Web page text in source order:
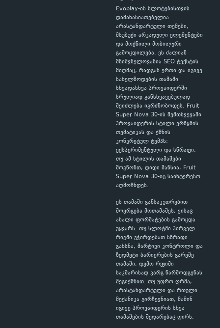
Evoplay-ის სლოტებისთვის
დამახასიათებელია
არასტანდარტული თემები,
მსუბუქი არკადული ელემენტები
და მოქნილი მობილური
გამოცდილება. ეს ძალიან
მნიშვნელოვანია SEO ტექსტის
მიღმაც, რადგან ერთი და იგივე
სახელწოდების თამაში
სხვადასხვა პროვაიდერში
სრულიად განსხვავებულად
შეიძლება იგრძნობოდეს. Fruit
Super Nova 30-ის შემთხვევაში
პროვაიდერის სტილი ერწყმის
თემატიკას და ქმნის
კონკრეტულ ტემპს:
ექსპერიმენტული და სწრაფი.
თუ ამ სტილის თამაშები
მოგწონთ, დიდი შანსია, Fruit
Super Nova 30-იც საინტერესო
აღმოჩნდეს.
ეს თამაში განსაკუთრებით
მოერგება მოთამაშეს, ვისაც
ახალი ფორმატების გამოცდა
უყვარს. თუ სლოტში პირველ
რიგში გჭირდებათ სწრაფი
გახსნა, მარტივი კონტროლი და
ზედმეტი ბარიერების გარეშე
თამაში, დემო რეჟიმი
საკმარისად კარგ წარმოდგენას
შეგიქმნით. თუ უფრო ღრმა,
არასტანდარტული და რთული
მექანიკა გირჩევნიათ, მაშინ
იგივე პროვაიდერის სხვა
თამაშების შედარებაც ღირს.